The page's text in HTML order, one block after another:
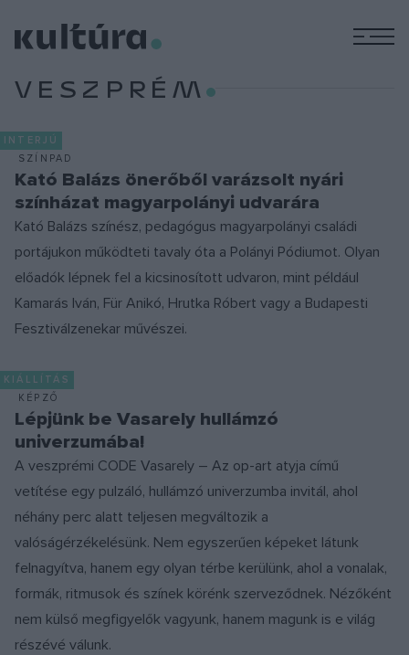
VESZPRÉM
INTERJÚ
SZÍNPAD
Kató Balázs önerőből varázsolt nyári
színházat magyarpolányi udvarára
Kató Balázs színész, pedagógus magyarpolányi családi
portájukon működteti tavaly óta a Polányi Pódiumot. Olyan
előadók lépnek fel a kicsinosított udvaron, mint például
Kamarás Iván, Für Anikó, Hrutka Róbert vagy a Budapesti
Fesztiválzenekar művészei.
KIÁLLÍTÁS
KÉPZŐ
Lépjünk be Vasarely hullámzó
univerzumába!
A veszprémi CODE Vasarely – Az op-art atyja című
vetítése egy pulzáló, hullámzó univerzumba invitál, ahol
néhány perc alatt teljesen megváltozik a
valóságérzékelésünk. Nem egyszerűen képeket látunk
felnagyítva, hanem egy olyan térbe kerülünk, ahol a vonalak,
formák, ritmusok és színek körénk szerveződnek. Nézőként
nem külső megfigyelők vagyunk, hanem magunk is e világ
részévé válunk.